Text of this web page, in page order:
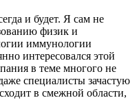
и будет. Я сам не
физик и
иммунологии
интересовался этой
в теме многого не
специалисты зачастую
в смежной области,